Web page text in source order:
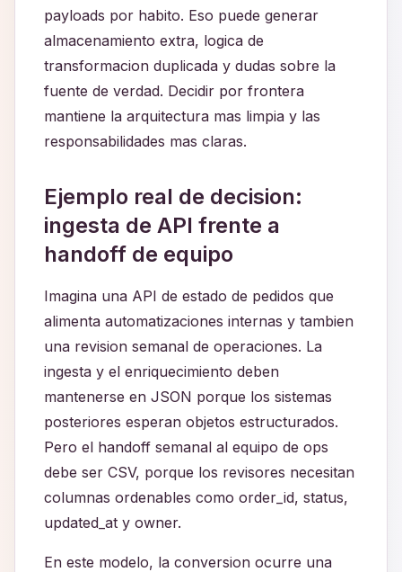
payloads por habito. Eso puede generar
almacenamiento extra, logica de
transformacion duplicada y dudas sobre la
fuente de verdad. Decidir por frontera
mantiene la arquitectura mas limpia y las
responsabilidades mas claras.
Ejemplo real de decision:
ingesta de API frente a
handoff de equipo
Imagina una API de estado de pedidos que
alimenta automatizaciones internas y tambien
una revision semanal de operaciones. La
ingesta y el enriquecimiento deben
mantenerse en JSON porque los sistemas
posteriores esperan objetos estructurados.
Pero el handoff semanal al equipo de ops
debe ser CSV, porque los revisores necesitan
columnas ordenables como order_id, status,
updated_at y owner.
En este modelo, la conversion ocurre una